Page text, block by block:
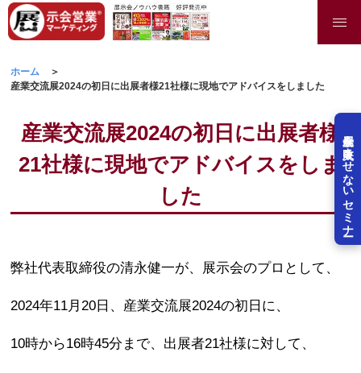
展示会を失敗させないセミナー
ホーム
産業交流展2024の初日に出展者様21社様に現地でアドバイスをしました
産業交流展2024の初日に出展者様
21社様に現地でアドバイスをしま
した
弊社代表取締役の清永健一が、展示会のプロとして、
2024年11月20日、産業交流展2024の初日に、
10時から16時45分まで、出展者21社様に対して、